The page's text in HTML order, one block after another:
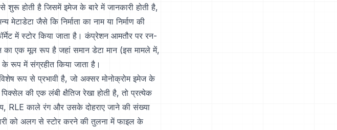
होती है जिसमें इमेज के बारे में जानकारी होती है,
जैसे कि निर्माता का नाम या निर्माण की
में स्टोर किया जाता है। कंप्रेशन आमतौर पर रन-
एक मूल रूप है जहां समान डेटा मान (इस मामले में,
रूप में संग्रहीत किया जाता है।
रूप से प्रभावी है, जो अक्सर मोनोक्रोम इमेज के
की एक लंबी क्षैतिज रेखा होती है, तो प्रत्येक
RLE काले रंग और उसके दोहराए जाने की संख्या
को अलग से स्टोर करने की तुलना में फाइल के